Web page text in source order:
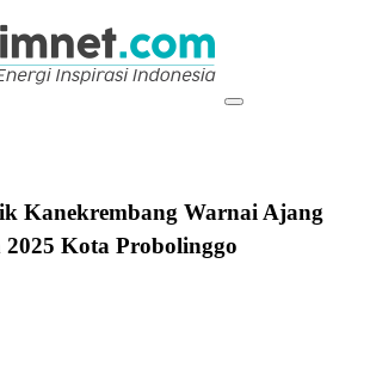
Kanekrembang Warnai Ajang
Kota Probolinggo